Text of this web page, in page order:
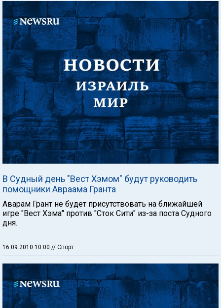
В Судный день "Вест Хэмом" будут руководить
помощники Авраама Гранта
Аварам Грант не будет присутствовать на ближайшей
игре "Вест Хэма" против "Сток Сити" из-за поста Судного
дня.
16.09.2010 10:00 // Спорт